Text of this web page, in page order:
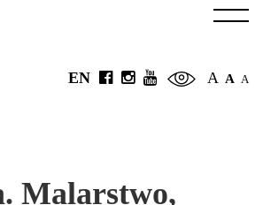
A A A
EN
Malarstwo,